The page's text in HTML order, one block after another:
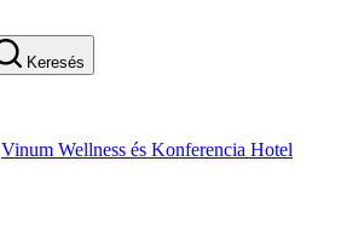
Keresés
Vinum Wellness és Konferencia Hotel